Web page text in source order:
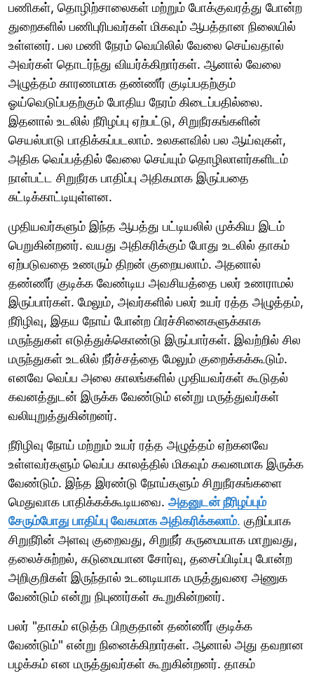
பணிகள், தொழிற்சாலைகள் மற்றும் போக்குவரத்து போன்ற
துறைகளில் பணிபுரிபவர்கள் மிகவும் ஆபத்தான நிலையில்
உள்ளனர். பல மணி நேரம் வெயிலில் வேலை செய்வதால்
அவர்கள் தொடர்ந்து வியர்க்கிறார்கள். ஆனால் வேலை
அழுத்தம் காரணமாக தண்ணீர் குடிப்பதற்கும்
ஓய்வெடுப்பதற்கும் போதிய நேரம் கிடைப்பதில்லை.
இதனால் உடலில் நீரிழப்பு ஏற்பட்டு, சிறுநீரகங்களின்
செயல்பாடு பாதிக்கப்படலாம். உலகளவில் பல ஆய்வுகள்,
அதிக வெப்பத்தில் வேலை செய்யும் தொழிலாளர்களிடம்
நாள்பட்ட சிறுநீரக பாதிப்பு அதிகமாக இருப்பதை
சுட்டிக்காட்டியுள்ளன.
முதியவர்களும் இந்த ஆபத்து பட்டியலில் முக்கிய இடம்
பெறுகின்றனர். வயது அதிகரிக்கும் போது உடலில் தாகம்
ஏற்படுவதை உணரும் திறன் குறையலாம். அதனால்
தண்ணீர் குடிக்க வேண்டிய அவசியத்தை பலர் உணராமல்
இருப்பார்கள். மேலும், அவர்களில் பலர் உயர் ரத்த அழுத்தம்,
நீரிழிவு, இதய நோய் போன்ற பிரச்சினைகளுக்காக
மருந்துகள் எடுத்துக்கொண்டு இருப்பார்கள். இவற்றில் சில
மருந்துகள் உடலில் நீர்ச்சத்தை மேலும் குறைக்கக்கூடும்.
எனவே வெப்ப அலை காலங்களில் முதியவர்கள் கூடுதல்
கவனத்துடன் இருக்க வேண்டும் என்று மருத்துவர்கள்
வலியுறுத்துகின்றனர்.
நீரிழிவு நோய் மற்றும் உயர் ரத்த அழுத்தம் ஏற்கனவே
உள்ளவர்களும் வெப்ப காலத்தில் மிகவும் கவனமாக இருக்க
வேண்டும். இந்த இரண்டு நோய்களும் சிறுநீரகங்களை
மெதுவாக பாதிக்கக்கூடியவை. அதனுடன் நீரிழப்பும்
சேரும்போது பாதிப்பு வேகமாக அதிகரிக்கலாம். குறிப்பாக
சிறுநீரின் அளவு குறைவது, சிறுநீர் கருமையாக மாறுவது,
தலைச்சுற்றல், கடுமையான சோர்வு, தசைப்பிடிப்பு போன்ற
அறிகுறிகள் இருந்தால் உடனடியாக மருத்துவரை அணுக
வேண்டும் என்று நிபுணர்கள் கூறுகின்றனர்.
பலர் "தாகம் எடுத்த பிறகுதான் தண்ணீர் குடிக்க
வேண்டும்" என்று நினைக்கிறார்கள். ஆனால் அது தவறான
பழக்கம் என மருத்துவர்கள் கூறுகின்றனர். தாகம்